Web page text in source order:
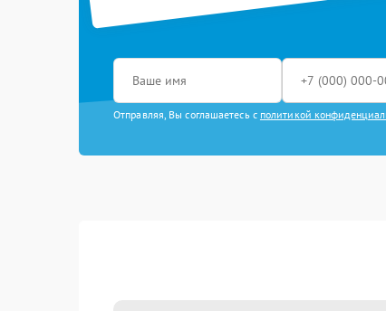
Отправляя, Вы соглашаетесь с политикой